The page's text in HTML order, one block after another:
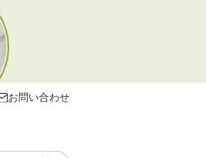
お問い合わせ